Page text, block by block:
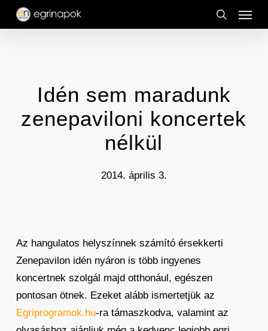
Skip
search
Menu
Idén sem maradunk
zenepaviloni koncertek
nélkül
2014. április 3.
Az hangulatos helyszínnek számító érsekkerti
Zenepavilon idén nyáron is több ingyenes
koncertnek szolgál majd otthonául, egészen
pontosan ötnek. Ezeket alább ismertetjük az
Egriprogramok.hu-ra támaszkodva, valamint az